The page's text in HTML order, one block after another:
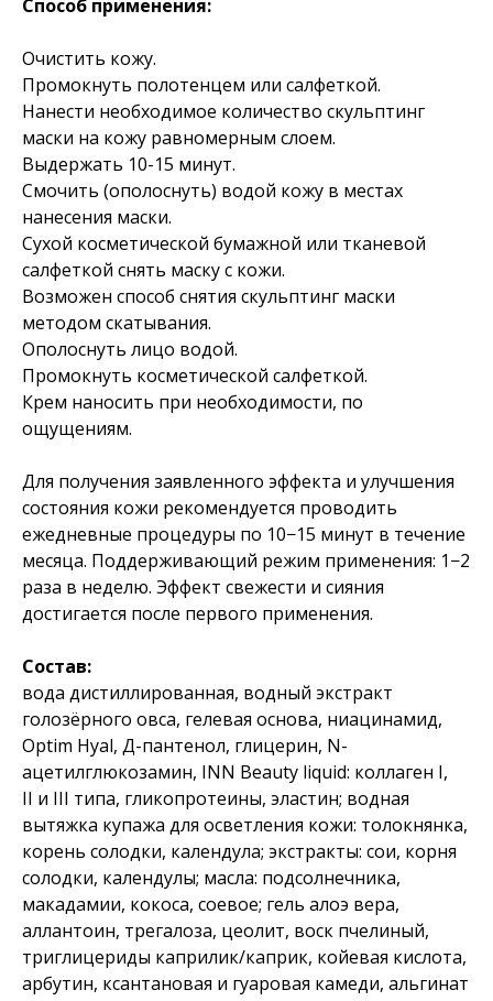
Способ применения:
Очистить кожу.
Промокнуть полотенцем или салфеткой.
Нанести необходимое количество скульптинг
маски на кожу равномерным слоем.
Выдержать 10-15 минут.
Смочить (ополоснуть) водой кожу в местах
нанесения маски.
Сухой косметической бумажной или тканевой
салфеткой снять маску с кожи.
Возможен способ снятия скульптинг маски
методом скатывания.
Ополоснуть лицо водой.
Промокнуть косметической салфеткой.
Крем наносить при необходимости, по
ощущениям.
Для получения заявленного эффекта и улучшения
состояния кожи рекомендуется проводить
ежедневные процедуры по 10−15 минут в течение
месяца. Поддерживающий режим применения: 1−2
раза в неделю. Эффект свежести и сияния
достигается после первого применения.
Состав:
вода дистиллированная, водный экстракт
голозёрного овса, гелевая основа, ниацинамид,
Optim Hyal, Д-пантенол, глицерин, N-
ацетилглюкозамин, INN Beauty liquid: коллаген I,
II и III типа, гликопротеины, эластин; водная
вытяжка купажа для осветления кожи: толокнянка,
корень солодки, календула; экстракты: сои, корня
солодки, календулы; масла: подсолнечника,
макадамии, кокоса, соевое; гель алоэ вера,
аллантоин, трегалоза, цеолит, воск пчелиный,
триглицериды каприлик/каприк, койевая кислота,
арбутин, ксантановая и гуаровая камеди, альгинат